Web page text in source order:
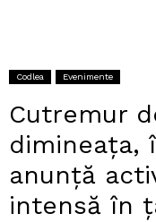
Codlea Evenimente
Cutremur
dimineața,
anunță
intensă în